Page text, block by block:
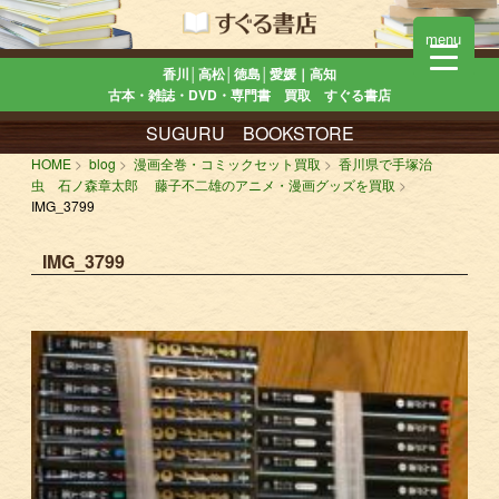
香川│高松│徳島│愛媛｜高知
古本・雑誌・DVD・専門書 買取 すぐる書店
SUGURU BOOKSTORE
HOME blog 漫画全巻・コミックセット買取
香川県で手塚治
虫 石ノ森章太郎 藤子不二雄のアニメ・漫画グッズを買取
IMG_3799
IMG_3799
menu